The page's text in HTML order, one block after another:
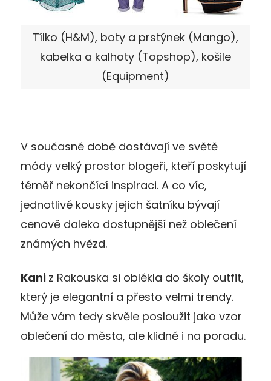
Tílko (H&M), boty a prstýnek (Mango),
kabelka a kalhoty (Topshop), košile
(Equipment)
V současné době dostávají ve světě
módy velký prostor blogeři, kteří poskytují
téměř nekončící inspiraci. A co víc,
jednotlivé kousky jejich šatníku bývají
cenově daleko dostupnější než oblečení
známých hvězd.
Kani z Rakouska si oblékla do školy outfit,
který je elegantní a přesto velmi trendy.
Může vám tedy skvěle posloužit jako vzor
oblečení do města, ale klidně i na poradu.